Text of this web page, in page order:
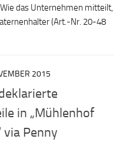
das Unternehmen mitteilt,
(Art.-Nr. 20-48
2015
in „Mühlenhof
via Penny